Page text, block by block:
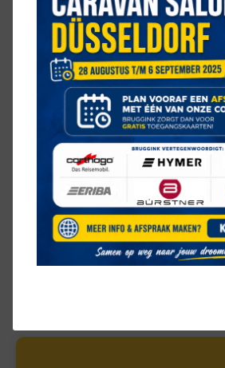
frans bed
KEUKEN
middenkeuken
SANITAIR
Dwars bank